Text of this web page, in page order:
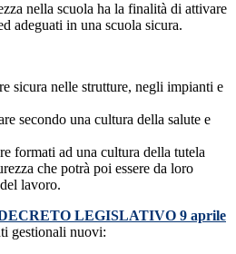
nella scuola ha la finalità di attivare
adeguati in una scuola sicura.
sicura nelle strutture, negli impianti e
secondo una cultura della salute e
formati ad una cultura della tutela
che potrà poi essere da loro
lavoro.
LEGISLATIVO 9 aprile
gestionali nuovi: